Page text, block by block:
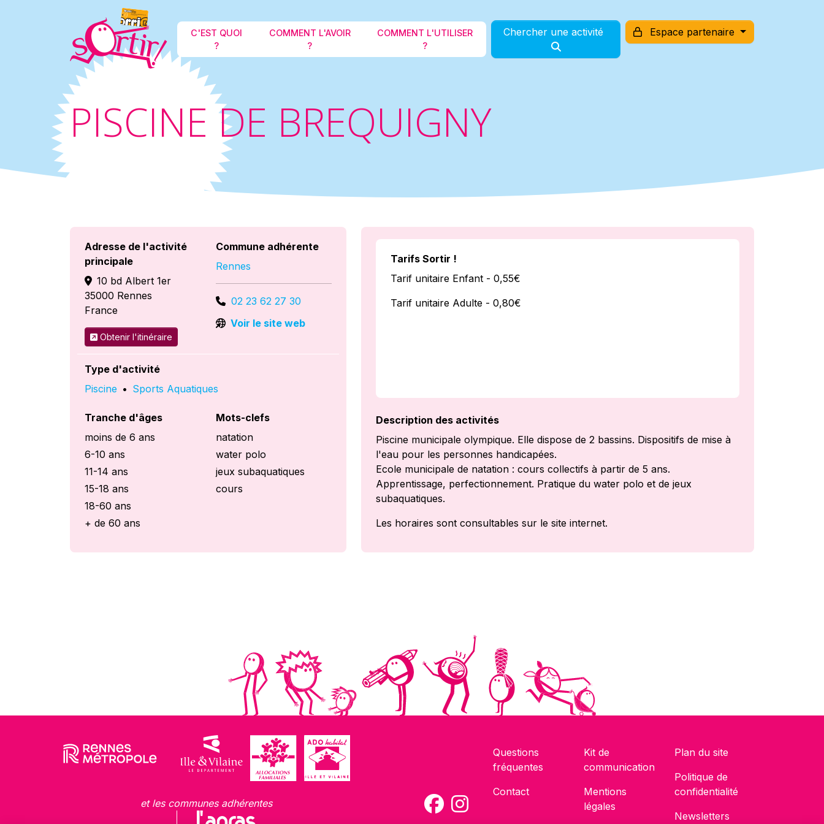
C'EST QUOI
?
COMMENT L'AVOIR
?
COMMENT L'UTILISER
?
Chercher une activité Espace partenaire
PISCINE DE BREQUIGNY
Adresse de l'activité
principale
10 bd Albert 1er
35000 Rennes
France
Obtenir l'itinéraire
Commune adhérente
Rennes
02 23 62 27 30
Voir le site web
Type d'activité
Piscine • Sports Aquatiques
Tranche d'âges
moins de 6 ans
6-10 ans
11-14 ans
15-18 ans
18-60 ans
+ de 60 ans
Mots-clefs
natation
water polo
jeux subaquatiques
cours
Tarifs Sortir !
Tarif unitaire Enfant - 0,55€
Tarif unitaire Adulte - 0,80€
Description des activités
Piscine municipale olympique. Elle dispose de 2 bassins. Dispositifs de mise à
l'eau pour les personnes handicapées.
Ecole municipale de natation : cours collectifs à partir de 5 ans.
Apprentissage, perfectionnement. Pratique du water polo et de jeux
subaquatiques.
Les horaires sont consultables sur le site internet.
et les communes adhérentes
Questions
fréquentes
Contact
Kit de
communication
Mentions
légales
Plan du site
Politique de
confidentialité
Newsletters